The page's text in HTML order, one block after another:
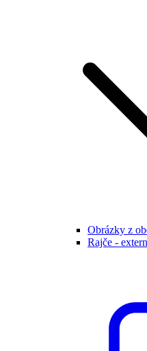
Obrázky z
Rajče -